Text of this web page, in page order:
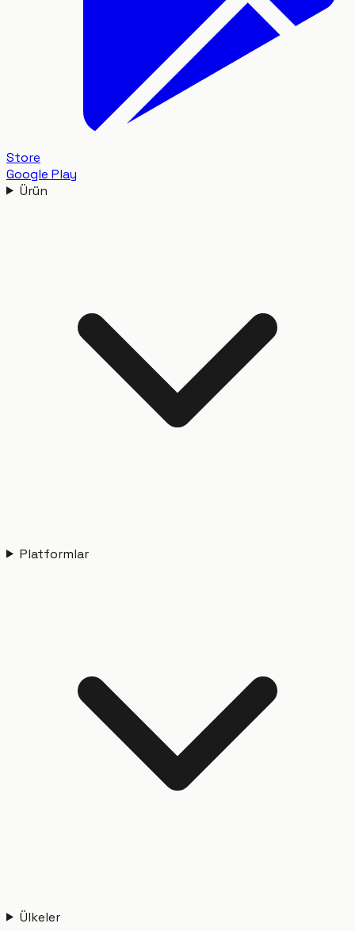
Store
Google Play
Ürün
Platformlar
Ülkeler